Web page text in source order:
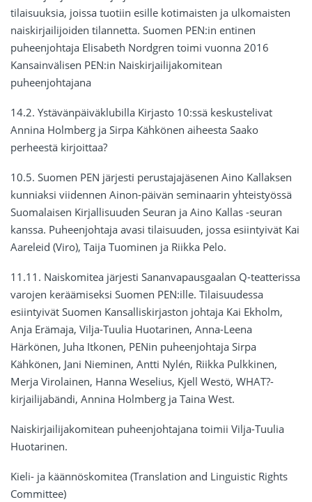
tilaisuuksia, joissa tuotiin esille kotimaisten ja ulkomaisten
naiskirjailijoiden tilannetta. Suomen PEN:in entinen
puheenjohtaja Elisabeth Nordgren toimi vuonna 2016
Kansainvälisen PEN:in Naiskirjailijakomitean
puheenjohtajana
14.2. Ystävänpäiväklubilla Kirjasto 10:ssä keskustelivat
Annina Holmberg ja Sirpa Kähkönen aiheesta Saako
perheestä kirjoittaa?
10.5. Suomen PEN järjesti perustajajäsenen Aino Kallaksen
kunniaksi viidennen Ainon-päivän seminaarin yhteistyössä
Suomalaisen Kirjallisuuden Seuran ja Aino Kallas -seuran
kanssa. Puheenjohtaja avasi tilaisuuden, jossa esiintyivät Kai
Aareleid (Viro), Taija Tuominen ja Riikka Pelo.
11.11. Naiskomitea järjesti Sananvapausgaalan Q-teatterissa
varojen keräämiseksi Suomen PEN:ille. Tilaisuudessa
esiintyivät Suomen Kansalliskirjaston johtaja Kai Ekholm,
Anja Erämaja, Vilja-Tuulia Huotarinen, Anna-Leena
Härkönen, Juha Itkonen, PENin puheenjohtaja Sirpa
Kähkönen, Jani Nieminen, Antti Nylén, Riikka Pulkkinen,
Merja Virolainen, Hanna Weselius, Kjell Westö, WHAT?-
kirjailijabändi, Annina Holmberg ja Taina West.
Naiskirjailijakomitean puheenjohtajana toimii Vilja-Tuulia
Huotarinen.
Kieli- ja käännöskomitea (Translation and Linguistic Rights
Committee)